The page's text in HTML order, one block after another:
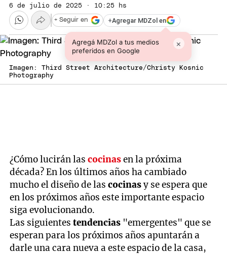
6 de julio de 2025 · 10:25 hs
+Agregar MDZol en
Agregá MDZol a tus medios
preferidos en Google
×
+ Seguir en
Imagen: Third Street Architecture/Christy Kosnic
Photography
¿Cómo lucirán lascocinasen la próxima
década? En los últimos años ha cambiado
mucho el diseño de lascocinasy se espera que
en los próximos años este importante espacio
siga evolucionando.
Las siguientestendencias "emergentes" que se
esperan para los próximos años apuntarán a
darle una cara nueva a este espacio de la casa,